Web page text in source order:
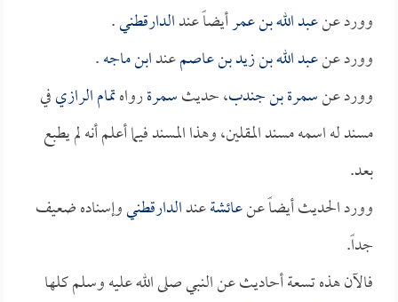
وورد عنعبد الله بن عمرأيضاً عندالدارقطني.
وورد عنعبد الله بن زيد بن عاصمعندابن ماجه.
وورد عنسمرة بن جندب، حديثسمرةرواهتمام الرازيفي
مسند له اسمه مسند المقلين، وهذا المسند فيما أعلم أنه لم يطبع
بعد.
وورد الحديث أيضاً عنعائشةعندالدارقطنيوإسناده ضعيف
جداً.
فالآن هذه تسعة أحاديث عن النبي صلى الله عليه وسلم كلها